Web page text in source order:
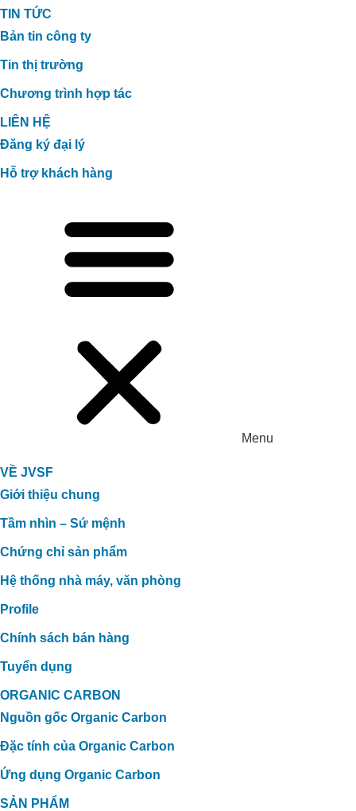
TIN TỨC
Bản tin công ty
Tin thị trường
Chương trình hợp tác
LIÊN HỆ
Đăng ký đại lý
Hỗ trợ khách hàng
Menu
VỀ JVSF
Giới thiệu chung
Tầm nhìn – Sứ mệnh
Chứng chỉ sản phẩm
Hệ thống nhà máy, văn phòng
Profile
Chính sách bán hàng
Tuyển dụng
ORGANIC CARBON
Nguồn gốc Organic Carbon
Đặc tính của Organic Carbon
Ứng dụng Organic Carbon
SẢN PHẨM